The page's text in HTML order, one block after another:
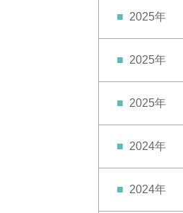
2025年
2025年
2025年
2024年
2024年